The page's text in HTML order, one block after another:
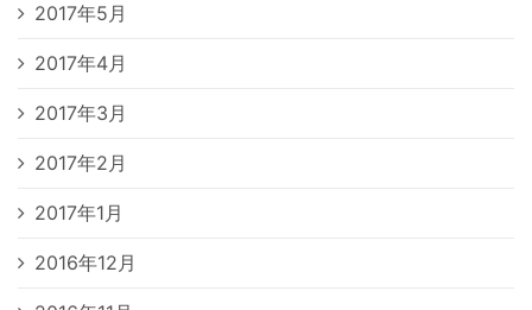
2017年5月
2017年4月
2017年3月
2017年2月
2017年1月
2016年12月